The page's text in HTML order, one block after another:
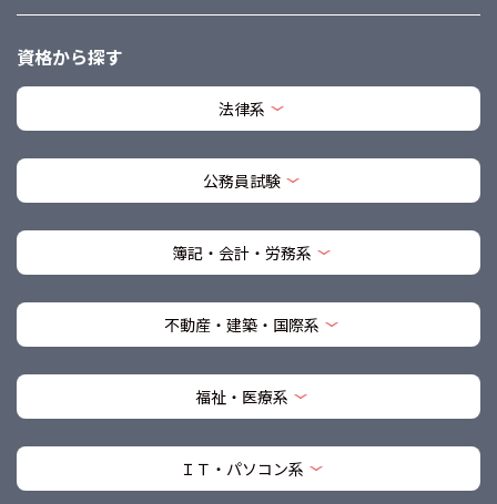
資格から探す
法律系
公務員試験
簿記・会計・労務系
不動産・建築・国際系
福祉・医療系
ＩＴ・パソコン系